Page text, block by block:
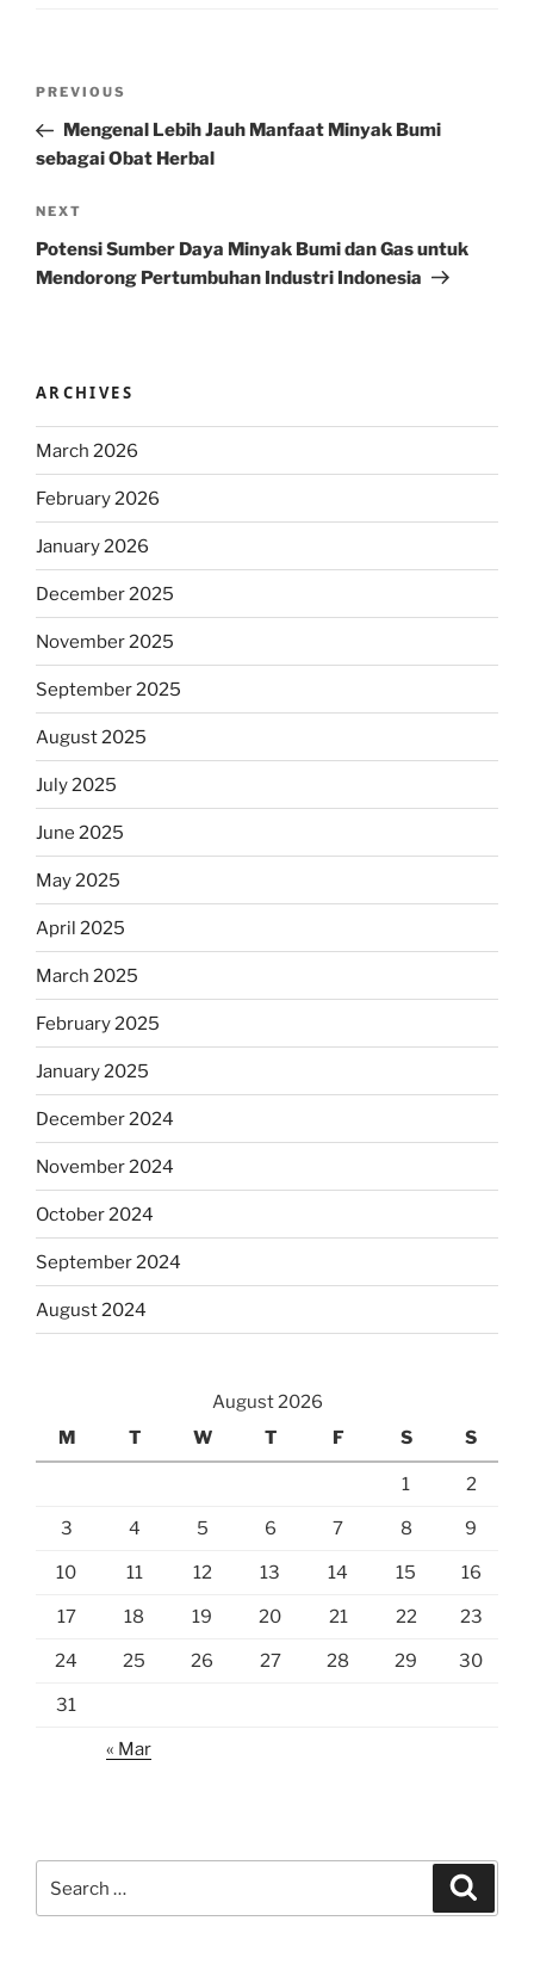
Previous
Post
PREVIOUS
Mengenal Lebih Jauh Manfaat Minyak Bumi
sebagai Obat Herbal
Next
Post
NEXT
Potensi Sumber Daya Minyak Bumi dan Gas untuk
Mendorong Pertumbuhan Industri Indonesia
ARCHIVES
March 2026
February 2026
January 2026
December 2025
November 2025
September 2025
August 2025
July 2025
June 2025
May 2025
April 2025
March 2025
February 2025
January 2025
December 2024
November 2024
October 2024
September 2024
August 2024
August 2026
M
T W T F S S
1 2
3 4 5 6 7 8 9
10 11 12 13 14 15 16
17 18 19 20 21 22 23
24 25 26 27 28 29 30
31
« Mar
for: